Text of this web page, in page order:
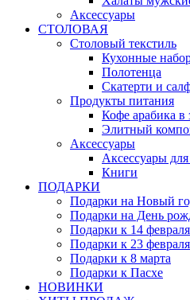
Аксессуары
СТОЛОВАЯ
Столовый текстиль
Кухонные
Полотенца
Скатерти и
Продукты питания
Кофе арабика в
Элитный
Аксессуары
Аксессуары
Книги
ПОДАРКИ
Подарки на Новый
Подарки на День
Подарки к 14 февраля
Подарки к 23 февраля
Подарки к 8 марта
Подарки к Пасхе
НОВИНКИ